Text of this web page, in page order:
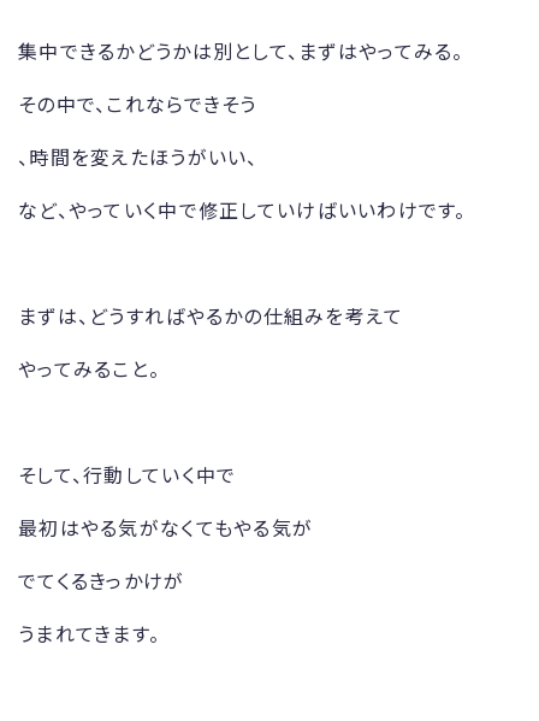
集中できるかどうかは別として、まずはやってみる。
その中で、これならできそう
、時間を変えたほうがいい、
など、やっていく中で修正していけばいいわけです。
まずは、どうすればやるかの仕組みを考えて
やってみること。
そして、行動していく中で
最初はやる気がなくてもやる気が
でてくるきっかけが
うまれてきます。